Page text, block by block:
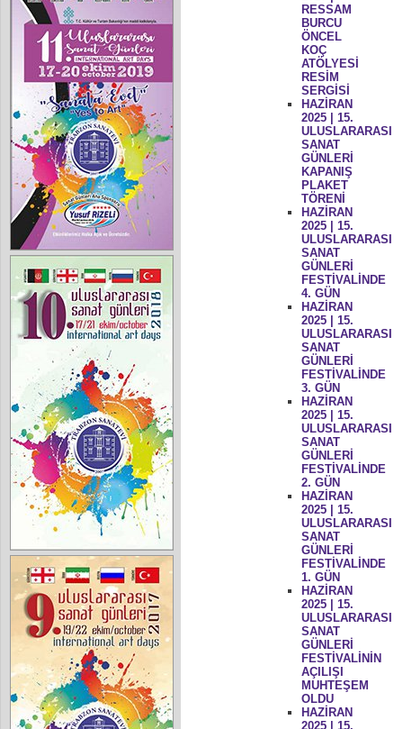
RESSAM
BURCU
ÖNCEL
KOÇ
ATÖLYESİ
RESİM
SERGİSİ
HAZİRAN
2025 | 15.
ULUSLARARASI
SANAT
GÜNLERİ
KAPANIŞ
PLAKET
TÖRENİ
HAZİRAN
2025 | 15.
ULUSLARARASI
SANAT
GÜNLERİ
FESTİVALİNDE
4. GÜN
HAZİRAN
2025 | 15.
ULUSLARARASI
SANAT
GÜNLERİ
FESTİVALİNDE
3. GÜN
HAZİRAN
2025 | 15.
ULUSLARARASI
SANAT
GÜNLERİ
FESTİVALİNDE
2. GÜN
HAZİRAN
2025 | 15.
ULUSLARARASI
SANAT
GÜNLERİ
FESTİVALİNDE
1. GÜN
HAZİRAN
2025 | 15.
ULUSLARARASI
SANAT
GÜNLERİ
FESTİVALİNİN
AÇILIŞI
MUHTEŞEM
OLDU
HAZİRAN
2025 | 15.